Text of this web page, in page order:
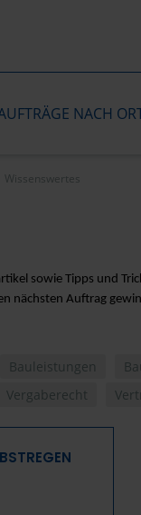
NACH
Wissenswertes
sowie Tipps und
nächsten Auftrag
Bauleistungen
Vergaberecht